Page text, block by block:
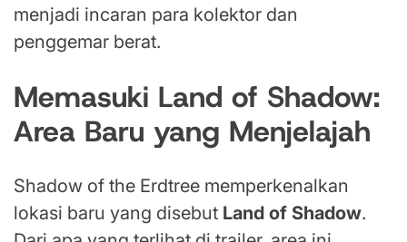
menjadi incaran para kolektor dan
penggemar berat.
Memasuki Land of Shadow:
Area Baru yang Menjelajah
Shadow of the Erdtree memperkenalkan
lokasi baru yang disebut Land of Shadow.